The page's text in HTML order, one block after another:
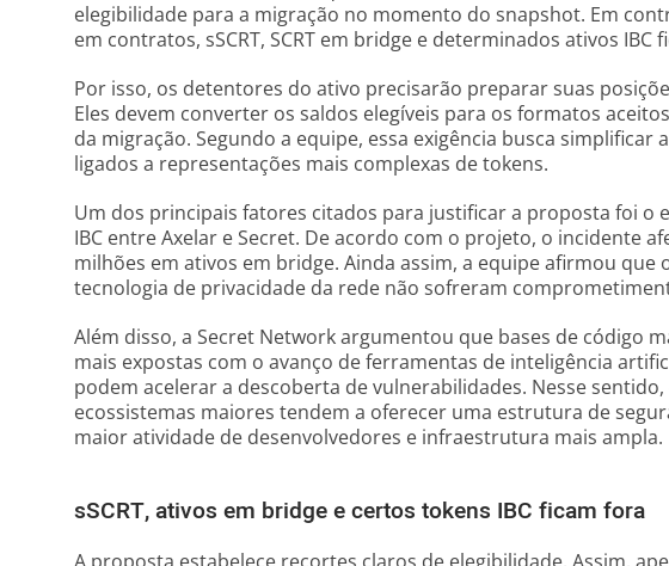
elegibilidade para a migração no momento do snapshot. Em
em contratos, sSCRT, SCRT em bridge e determinados ativos IBC
Por isso, os detentores do ativo precisarão preparar suas
Eles devem converter os saldos elegíveis para os formatos
da migração. Segundo a equipe, essa exigência busca simplificar
ligados a representações mais complexas de tokens.
Um dos principais fatores citados para justificar a proposta foi o
IBC entre Axelar e Secret. De acordo com o projeto, o incidente
milhões em ativos em bridge. Ainda assim, a equipe afirmou que
tecnologia de privacidade da rede não sofreram
Além disso, a Secret Network argumentou que bases de código
mais expostas com o avanço de ferramentas de inteligência
podem acelerar a descoberta de vulnerabilidades. Nesse
ecossistemas maiores tendem a oferecer uma estrutura de
maior atividade de desenvolvedores e infraestrutura mais ampla.
sSCRT, ativos em bridge e certos tokens IBC ficam fora